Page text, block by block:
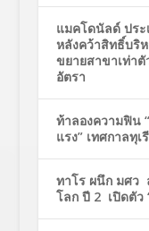
แมคโดนัลด์ ประ
หลังคว้าสิทธิ์บริ
ขยายสาขาเท่าตั
อัตรา
ท้าลองความฟิน
แรง” เทศกาลทุ
ทาโร ผนึก มศว
โลก ปี 2 เปิดตัว